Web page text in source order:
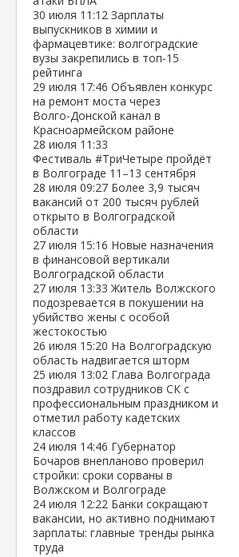
30 июля 11:12 Зарплаты
выпускников в химии и
фармацевтике: волгоградские
вузы закрепились в топ‑15
рейтинга
29 июля 17:46 Объявлен конкурс
на ремонт моста через
Волго‑Донской канал в
Красноармейском районе
28 июля 11:33
Фестиваль #ТриЧетыре пройдёт
в Волгограде 11–13 сентября
28 июля 09:27 Более 3,9 тысяч
вакансий от 200 тысяч рублей
открыто в Волгоградской
области
27 июля 15:16 Новые назначения
в финансовой вертикали
Волгоградской области
27 июля 13:33Житель Волжского
подозревается в покушении на
убийство жены с особой
жестокостью
26 июля 15:20 На Волгоградскую
область надвигается шторм
25 июля 13:02 Глава Волгограда
поздравил сотрудников СК с
профессиональным праздником и
отметил работу кадетских
классов
24 июля 14:46 Губернатор
Бочаров внепланово проверил
стройки: сроки сорваны в
Волжском и Волгограде
24 июля 12:22 Банки сокращают
вакансии, но активно поднимают
зарплаты: главные тренды рынка
труда